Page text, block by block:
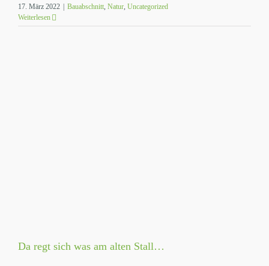
17. März 2022 Bauabschnitt, Natur, Uncategorized
Weiterlesen
Da regt sich was am alten Stall…